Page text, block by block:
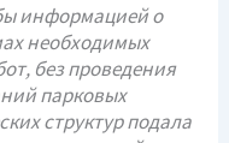
информацией о
необходимых
без проведения
парковых
структур подала